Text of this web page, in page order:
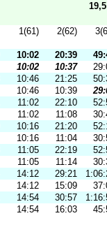
1(61)
2(62)
10:02 20:39
10:02
10:37
10:46 21:25
10:46
10:39
11:02 22:10
11:02
11:08
10:16 21:20
10:16
11:04
11:05 22:19
11:05
11:14
14:12 29:21
14:12
15:09
14:54 30:57
14:54
16:03